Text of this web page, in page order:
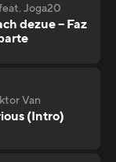
Joga20
dezue – Faz
Van
(Intro)